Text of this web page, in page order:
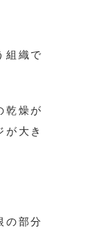
組織で
乾燥が
が大き
の部分